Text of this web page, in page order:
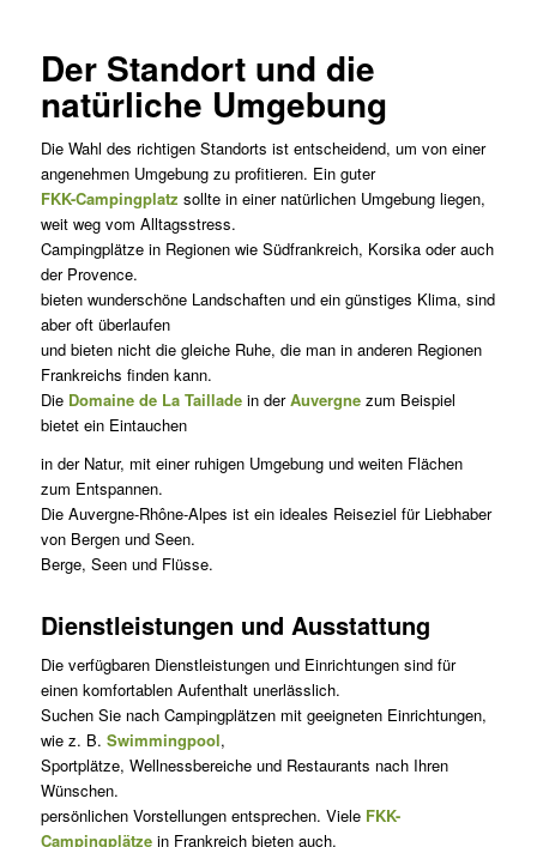
Der Standort und die
natürliche Umgebung
Die Wahl des richtigen Standorts ist entscheidend, um von einer
angenehmen Umgebung zu profitieren. Ein guter
FKK-Campingplatz sollte in einer natürlichen Umgebung liegen,
weit weg vom Alltagsstress.
Campingplätze in Regionen wie Südfrankreich, Korsika oder auch
der Provence.
bieten wunderschöne Landschaften und ein günstiges Klima, sind
aber oft überlaufen
und bieten nicht die gleiche Ruhe, die man in anderen Regionen
Frankreichs finden kann.
Die Domaine de La Tailladein derAuvergnezum Beispiel
bietet ein Eintauchen
in der Natur, mit einer ruhigen Umgebung und weiten Flächen
zum Entspannen.
Die Auvergne-Rhône-Alpes ist ein ideales Reiseziel für Liebhaber
von Bergen und Seen.
Berge, Seen und Flüsse.
Dienstleistungen und Ausstattung
Die verfügbaren Dienstleistungen und Einrichtungen sind für
einen komfortablen Aufenthalt unerlässlich.
Suchen Sie nach Campingplätzen mit geeigneten Einrichtungen,
wie z. B. Swimmingpool,
Sportplätze, Wellnessbereiche und Restaurants nach Ihren
Wünschen.
persönlichen Vorstellungen entsprechen. Viele FKK-
Campingplätzein Frankreich bieten auch.